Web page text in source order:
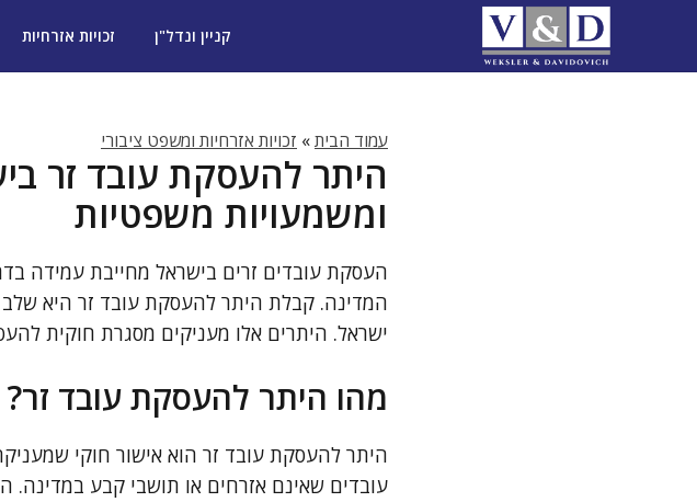
קניין ונדל"ן זכויות אזרחיות
עמוד הבית» זכויות אזרחיות ומשפט ציבורי
היתר להעסקת עובד זר
ומשמעויות משפטיות
העסקת עובדים זרים בישראל מחייבת עמידה
המדינה. קבלת היתר להעסקת עובד זר היא שלב
ישראל. היתרים אלו מעניקים מסגרת חוקית
מהו היתר להעסקת עובד זר?
היתר להעסקת עובד זר הוא אישור חוקי
עובדים שאינם אזרחים או תושבי קבע במדינה.